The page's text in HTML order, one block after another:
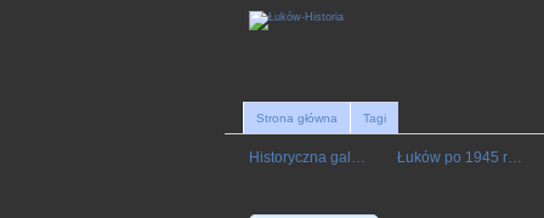
Strona główna Tagi
Historyczna gal… Łuków po 1945 r…